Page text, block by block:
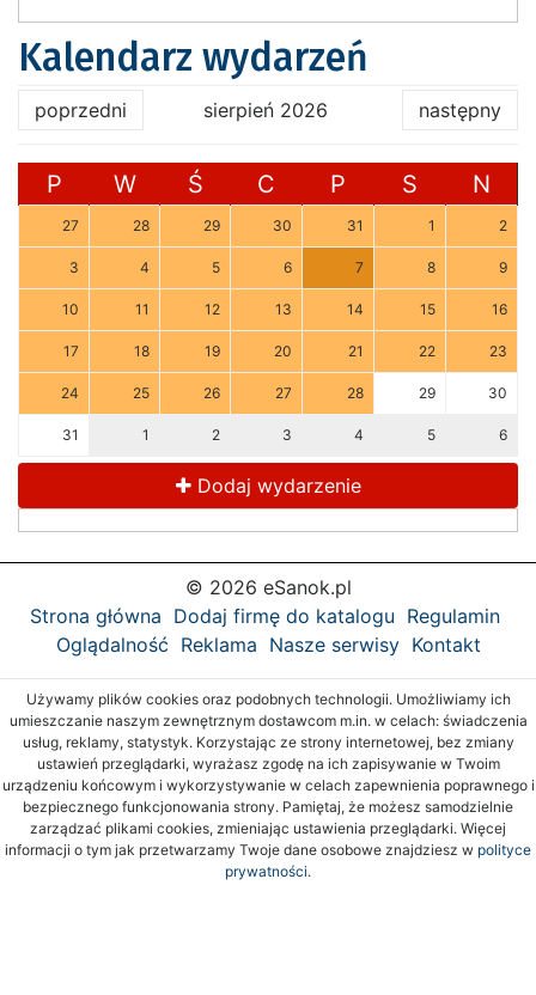
Kalendarz wydarzeń
poprzedni sierpień 2026 następny
P W Ś C P S N
27 28 29 30 31 1 2
3 4 5 6 7 8 9
10 11 12 13 14 15 16
17 18 19 20 21 22 23
24 25 26 27 28 29 30
31 1 2 3 4 5 6
Dodaj wydarzenie
© 2026 eSanok.pl
Strona główna Dodaj firmę do katalogu Regulamin
Oglądalność Reklama Nasze serwisy Kontakt
Używamy plików cookies oraz podobnych technologii. Umożliwiamy ich
umieszczanie naszym zewnętrznym dostawcom m.in. w celach: świadczenia
usług, reklamy, statystyk. Korzystając ze strony internetowej, bez zmiany
ustawień przeglądarki, wyrażasz zgodę na ich zapisywanie w Twoim
urządzeniu końcowym i wykorzystywanie w celach zapewnienia poprawnego i
bezpiecznego funkcjonowania strony. Pamiętaj, że możesz samodzielnie
zarządzać plikami cookies, zmieniając ustawienia przeglądarki. Więcej
informacji o tym jak przetwarzamy Twoje dane osobowe znajdziesz w polityce
prywatności.